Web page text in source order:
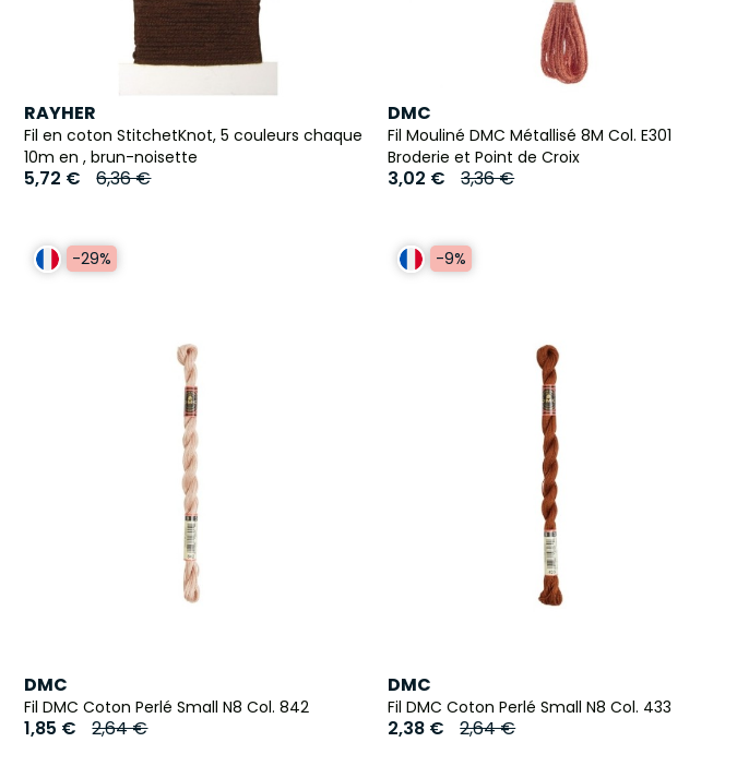
RAYHER
Fil en coton StitchetKnot, 5 couleurs chaque
10m en , brun-noisette
5,72 € 6,36 €
DMC
Fil Mouliné DMC Métallisé 8M Col. E301
Broderie et Point de Croix
3,02 € 3,36 €
-29%
DMC
Fil DMC Coton Perlé Small N8 Col. 842
1,85 € 2,64 €
-9%
DMC
Fil DMC Coton Perlé Small N8 Col. 433
2,38 € 2,64 €